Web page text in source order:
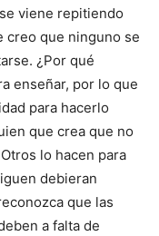
viene repitiendo
creo que ninguno se
¿Por qué
enseñar, por lo que
para hacerlo
que crea que no
lo hacen para
debieran
que las
a falta de